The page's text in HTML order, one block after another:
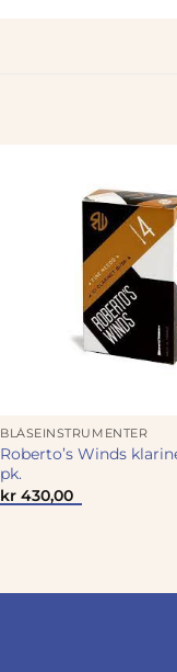
BLÅSEINSTRUMENTER
Roberto’s Winds
pk.
kr 430,00